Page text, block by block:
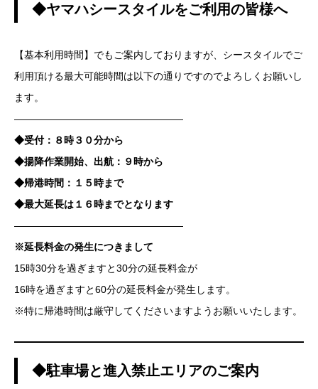
◆ヤマハシースタイルをご利用の皆様へ
【基本利用時間】でもご案内しておりますが、シースタイルでご
利用頂ける最大可能時間は以下の通りですのでよろしくお願いし
ます。
—————————————————
◆受付：８時３０分から
◆揚降作業開始、出航：９時から
◆帰港時間：１５時まで
◆最大延長は１６時までとなります
—————————————————
※延長料金の発生につきまして
15時30分を過ぎますと30分の延長料金が
16時を過ぎますと60分の延長料金が発生します。
※特に帰港時間は厳守してくださいますようお願いいたします。
◆駐車場と進入禁止エリアのご案内